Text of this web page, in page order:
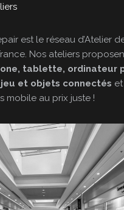
est le réseau d’Atelier
Nos ateliers
tablette, ordinateur
et objets connectés
mobile au prix juste !